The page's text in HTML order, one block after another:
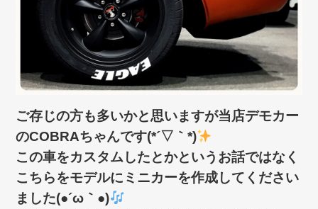
ご存じの方も多いかと思いますが当店デモカー
のCOBRAちゃんです(*´▽｀*)
この車をカスタムしたとかというお話ではなく
こちらをモデルにミニカーを作成してください
ました(●´ω｀●)